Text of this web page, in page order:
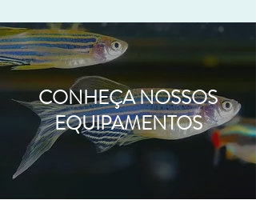
CONHEÇA NOSSOS
EQUIPAMENTOS